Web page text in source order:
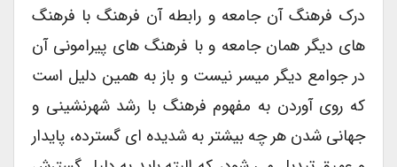
درک فرهنگ آن جامعه و رابطه آن فرهنگ با فرهنگ
های دیگر همان جامعه و با فرهنگ های پیرامونی آن
در جوامع دیگر میسر نیست و باز به همین دلیل است
که روی آوردن به مفهوم فرهنگ با رشد شهرنشینی و
جهانی شدن هر چه بیشتر به شدیده ای گسترده، پایدار